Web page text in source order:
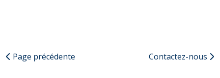
Page précédente Contactez-nous